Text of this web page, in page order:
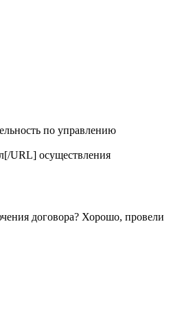
по управлению
URL] осуществления
договора? Хорошо, провели